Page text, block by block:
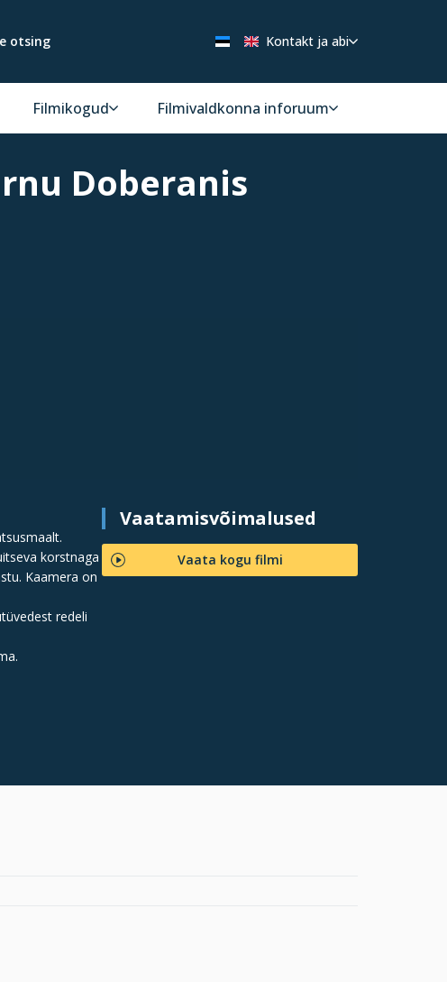
otsing Kontakt ja abi
Filmikogud Filmivaldkonna inforuum
Doberanis
korstnaga
Kaamera on
redeli
Vaatamisvõimalused
Vaata kogu filmi